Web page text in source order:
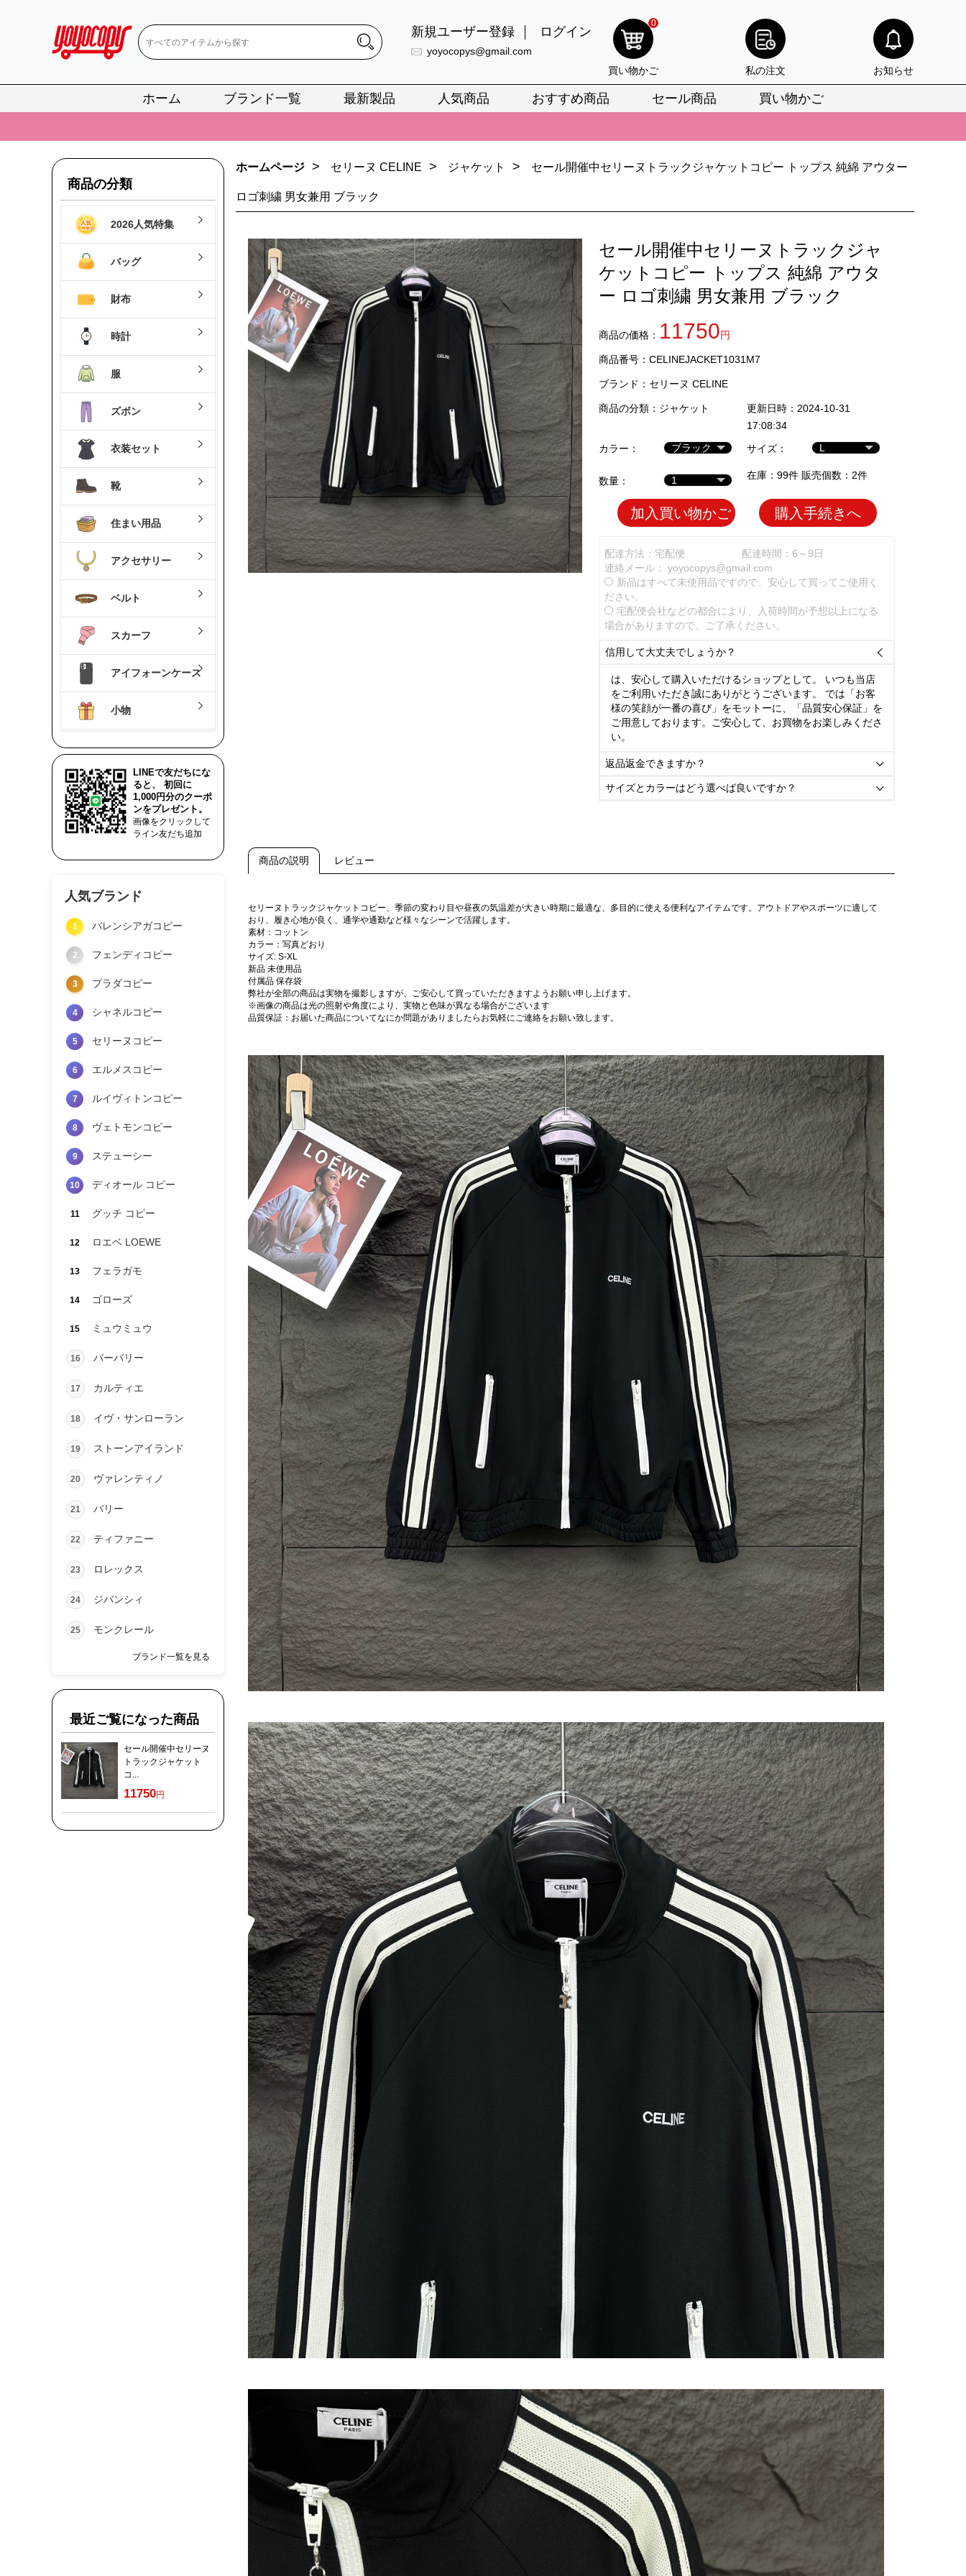
新規ユーザー登録 ログイン
yoyocopys@gmail.com
0
買い物かご 私の注文 お知らせ
ホーム ブランド一覧 最新製品 人気商品 おすすめ商品 セール商品 買い物かご
📢 当店は正真正銘のn級スーパーコピーのみ取扱い。最高品質の再現度を安心してお選びいただけます。
📢 2026春の新作続々更新中！期間中のご注文でお得な割引をご利用いただけます。
📢 新作入荷！ルイ・ヴィトンスーパーコピー バッグ最新モデルが登場。上質な仕上がりをお見逃しなく。
📢 当店は正真正銘のn級スーパーコピーのみ取扱い。最高品質の再現度を安心してお選びいただけます。
📢 新作入荷！ルイ・ヴィトンスーパーコピー バッグ最新モデルが登場。上質な仕上がりをお見逃しなく。
商品の分類
2026人気特集
バッグ
財布
時計
服
ズボン
衣装セット
靴
住まい用品
アクセサリー
ベルト
スカーフ
アイフォーンケース
小物
LINEで友だちにな
ると、 初回に
1,000円分のクーポ
ンをプレゼント。
画像をクリックして
ライン友だち追加
人気ブランド
1 バレンシアガコピー
2 フェンディコピー
3 プラダコピー
4 シャネルコピー
5 セリーヌコピー
6 エルメスコピー
7 ルイヴィトンコピー
8 ヴェトモンコピー
9 ステューシー
10 ディオール コピー
11 グッチ コピー
12 ロエベ LOEWE
13 フェラガモ
14 ゴローズ
15 ミュウミュウ
16 バーバリー
17 カルティエ
18 イヴ・サンローラン
19 ストーンアイランド
20 ヴァレンティノ
21 バリー
22 ティファニー
23 ロレックス
24 ジバンシィ
25 モンクレール
ブランド一覧を見る
最近ご覧になった商品
セール開催中セリーヌ
トラックジャケット
コ...
11750円
ホームページ > セリーヌ CELINE > ジャケット > セール開催中セリーヌトラックジャケットコピー トップス 純綿 アウター
ロゴ刺繍 男女兼用 ブラック
セール開催中セリーヌトラックジャ
ケットコピー トップス 純綿 アウタ
ー ロゴ刺繍 男女兼用 ブラック
商品の価格： 11750円
商品番号：CELINEJACKET1031M7
ブランド： セリーヌ CELINE
商品の分類： ジャケット
更新日時：2024-10-31
17:08:34
カラー：
サイズ：
数量： 在庫：99件 販売個数：2件
加入買い物かご 購入手続きへ
配達方法：宅配便
配達時間：6～9日
連絡メール： yoyocopys@gmail.com
新品はすべて未使用品ですので、安心して買ってご使用く
ださい。
宅配便会社などの都合により、入荷時間が予想以上になる
場合がありますので、ご了承ください。
信用して大丈夫でしょうか？ 
は、安心して購入いただけるショップとして。 いつも当店
をご利用いただき誠にありがとうございます。 では「お客
様の笑顔が一番の喜び」をモットーに、「品質安心保証」を
ご用意しております。ご安心して、お買物をお楽しみくださ
い。
返品返金できますか？ 
サイズとカラーはどう選べば良いですか？ 
商品の説明 レビュー
セリーヌトラックジャケットコピー、季節の変わり目や昼夜の気温差が大きい時期に最適な、多目的に使える便利なアイテムです。アウトドアやスポーツに適して
おり、履き心地が良く、通学や通勤など様々なシーンで活躍します。
素材：コットン
カラー：写真どおり
サイズ: S-XL
新品 未使用品
付属品 保存袋
弊社が全部の商品は実物を撮影しますが、ご安心して買っていただきますようお願い申し上げます。
※画像の商品は光の照射や角度により、実物と色味が異なる場合がございます
品質保証：お届いた商品についてなにか問題がありましたらお気軽にご連絡をお願い致します。